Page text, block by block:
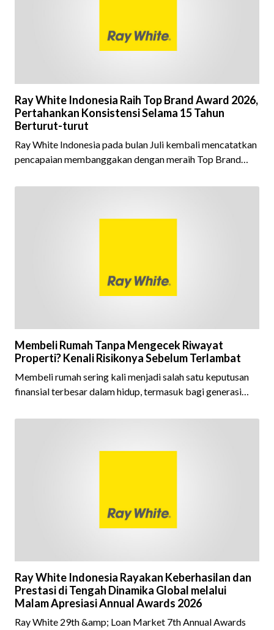
Ray White Indonesia Raih Top Brand Award 2026,
Pertahankan Konsistensi Selama 15 Tahun
Berturut-turut
Ray White Indonesia pada bulan Juli kembali mencatatkan
pencapaian membanggakan dengan meraih Top Brand
ini menjadi semakin istimewa karena Ray White Indonesia
tahun berturut-turut, sebuah bukti nyata atas konsistensi,
Membeli Rumah Tanpa Mengecek Riwayat
Properti? Kenali Risikonya Sebelum Terlambat
Membeli rumah sering kali menjadi salah satu keputusan
finansial terbesar dalam hidup, termasuk bagi generasi
kepemilikan hunian maupun investasi properti. Namun
fokus pada harga atau lokasi tanpa memperhatikan
Ray White Indonesia Rayakan Keberhasilan dan
Prestasi di Tengah Dinamika Global melalui
Malam Apresiasi Annual Awards 2026
Ray White 29th &amp; Loan Market 7th Annual Awards